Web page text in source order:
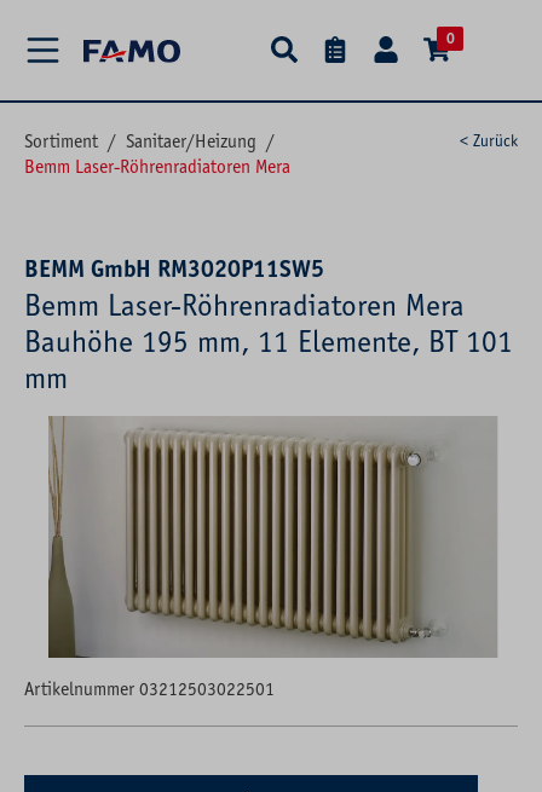
0
Sortiment / Sanitaer/Heizung /
Bemm Laser-Röhrenradiatoren Mera
< Zurück
BEMM GmbH RM3020P11SW5
Bemm Laser-Röhrenradiatoren Mera
Bauhöhe 195 mm, 11 Elemente, BT 101
mm
Bildergalerie überspringen
Artikelnummer 03212503022501